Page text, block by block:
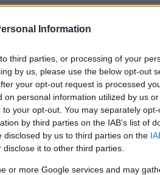
Information
third parties, or processing of your
by us, please use the below opt-out
your opt-out request is processed
personal information utilized by us
your opt-out. You may separately
by third parties on the IAB’s list of
by us to third parties on the
it to other third parties.
or more Google services and may
σήμερα Κυριακή την
συναυλίες
στη
και τις Ηνωμένες
Λονδίνο για δύο ακόμη